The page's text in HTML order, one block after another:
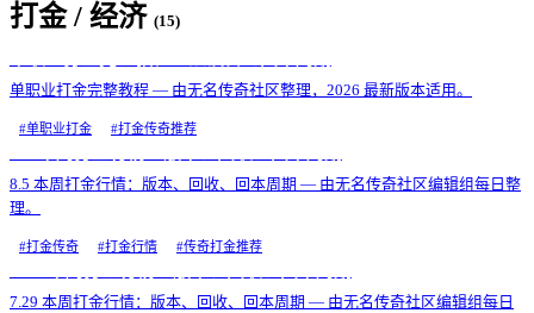
打金 / 经济 (15)
单职业打金完整教程 — 由无名传奇社区整理，2026 最新版本适用。
#单职业打金 #打金传奇推荐
8.5 本周打金行情：版本、回收、回本周期 — 由无名传奇社区编辑组每日整
理。
#打金传奇 #打金行情 #传奇打金推荐
7.29 本周打金行情：版本、回收、回本周期 — 由无名传奇社区编辑组每日